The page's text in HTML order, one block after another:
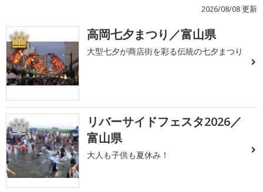
2026/08/08 更新
1 高岡七夕まつり／富山県
大型七夕が商店街を彩る伝統の七夕まつり
2
リバーサイドフェスタ2026／
富山県
大人も子供も夏休み！